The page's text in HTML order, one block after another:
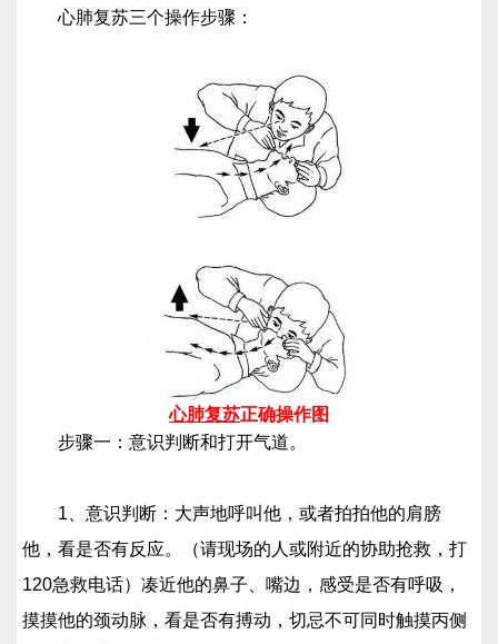
心肺复苏三个操作步骤：
心肺复苏正确操作图
步骤一：意识判断和打开气道。
1、意识判断：大声地呼叫他，或者拍拍他的肩膀
他，看是否有反应。（请现场的人或附近的协助抢救，打
120急救电话）凑近他的鼻子、嘴边，感受是否有呼吸，
摸摸他的颈动脉，看是否有搏动，切忌不可同时触摸丙侧